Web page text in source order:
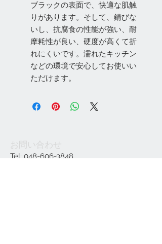
ブラックの表面で、快適な肌触
りがあります。そして、錆びな
いし、抗腐食の性能が強い、耐
摩耗性が良い、硬度が高くて折
れにくいです。濡れたキッチン
などの環境で安心してお使いい
ただけます。
お問い合わせ
Tel: 048-606-3848